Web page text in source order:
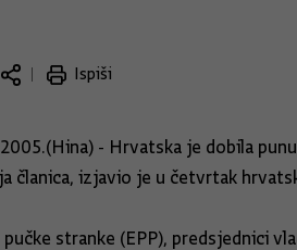
Ispiši
2005.(Hina) - Hrvatska je dobila
članica, izjavio je u četvrtak
stranke (EPP), predsjednici